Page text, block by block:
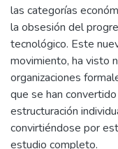
las categorías
la obsesión del
tecnológico. Este
movimiento, ha visto
organizaciones
que se han
estructuración
convirtiéndose por
estudio completo.